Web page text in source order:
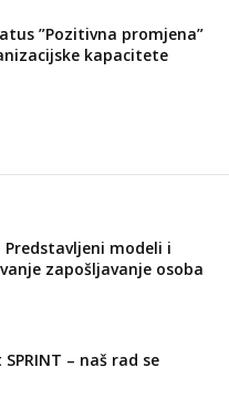
”Pozitivna promjena”
kapacitete
Predstavljeni modeli i
zapošljavanje osoba
– naš rad se